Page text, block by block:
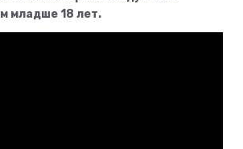
младше 18 лет.